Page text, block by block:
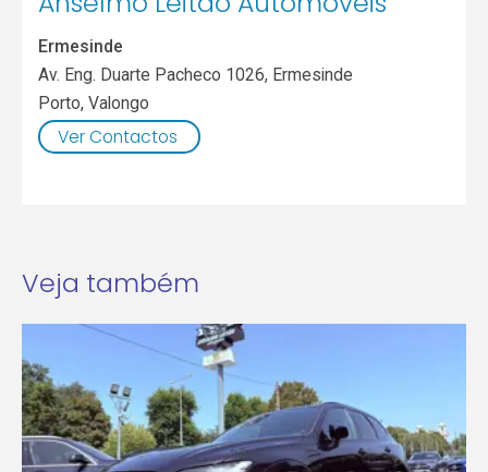
Ermesinde
Av. Eng. Duarte Pacheco 1026, Ermesinde
Porto,Valongo
Ver Contactos
Veja também